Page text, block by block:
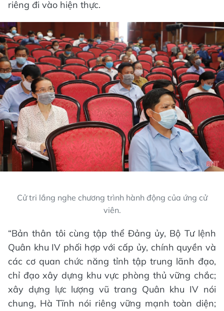
riêng đi vào hiện thực.
Cử tri lắng nghe chương trình hành động của ứng cử
viên.
“Bản thân tôi cùng tập thể Đảng ủy, Bộ Tư lệnh
Quân khu IV phối hợp với cấp ủy, chính quyền và
các cơ quan chức năng tỉnh tập trung lãnh đạo,
chỉ đạo xây dựng khu vực phòng thủ vững chắc;
xây dựng lực lượng vũ trang Quân khu IV nói
chung, Hà Tĩnh nói riêng vững mạnh toàn diện;